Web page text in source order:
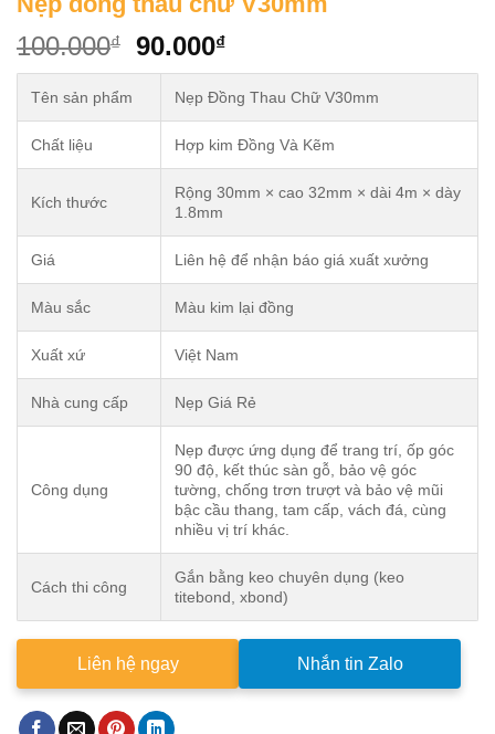
100.000₫
Original
price
was:
100.000₫.
90.000₫Current
price
is:
90.000₫.
Tên sản phẩm Nẹp Đồng Thau Chữ V30mm
Chất liệu Hợp kim Đồng Và Kẽm
Kích thước
Rộng 30mm × cao 32mm × dài 4m × dày
1.8mm
Giá Liên hệ để nhận báo giá xuất xưởng
Màu sắc Màu kim lại đồng
Xuất xứ Việt Nam
Nhà cung cấp Nẹp Giá Rẻ
Công dụng
Nẹp được ứng dụng để trang trí, ốp góc
90 độ, kết thúc sàn gỗ, bảo vệ góc
tường, chống trơn trượt và bảo vệ mũi
bậc cầu thang, tam cấp, vách đá, cùng
nhiều vị trí khác.
Cách thi công
Gắn bằng keo chuyên dụng (keo
titebond, xbond)
Liên hệ ngay Nhắn tin Zalo